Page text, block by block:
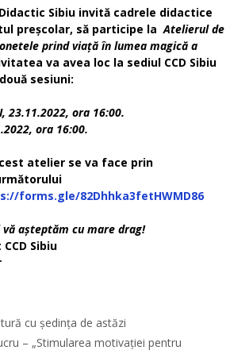
Sibiu invită cadrele didactice
preșcolar, să participe laAtelierul de
prind viață în lumea magică a
va avea loc la sediul CCD Sibiu
sesiuni:
23.11.2022, ora 16:00.
ora 16:00.
atelier se va face prin
forms.gle/82Dhhka3fetHWMD86
așteptăm cu mare drag!
Sibiu
cu ședința de astăzi
– „Stimularea motivației pentru